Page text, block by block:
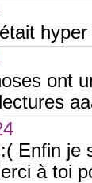
ont
Enfin je
à toi